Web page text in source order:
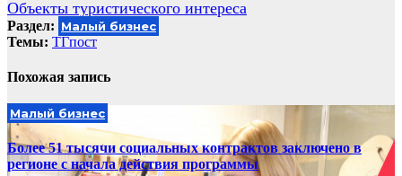
Объекты туристического интереса
Раздел: Малый бизнес
Темы: ТГпост
Похожая запись
Малый бизнес
Более 51 тысячи социальных контрактов заключено в
регионе с начала действия программы